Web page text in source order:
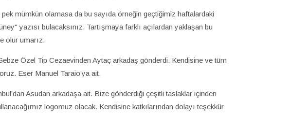
mümkün olamasa da bu sayıda örneğin geçtiğimiz haftalardaki
yazısı bulacaksınız. Tartışmaya farklı açılardan yaklaşan bu
olur umarız.
Özel Tip Cezaevinden Aytaç arkadaş gönderdi. Kendisine ve tüm
Eser Manuel Taraio’ya ait.
Asudan arkadaşa ait. Bize gönderdiği çeşitli taslaklar içinden
logomuz olacak. Kendisine katkılarından dolayı teşekkür